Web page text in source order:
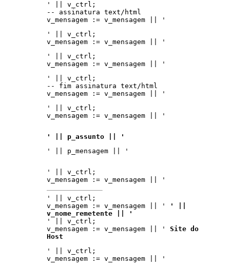
' || v_ctrl;
-- assinatura text/html
v_mensagem := v_mensagem || '
' || v_ctrl;
v_mensagem := v_mensagem || '
' || v_ctrl;
v_mensagem := v_mensagem || '
' || v_ctrl;
-- fim assinatura text/html
v_mensagem := v_mensagem || '
' || v_ctrl;
v_mensagem := v_mensagem || '
' || p_assunto || '
' || p_mensagem || '
' || v_ctrl;
v_mensagem := v_mensagem || '
' || v_ctrl;
v_mensagem := v_mensagem || '
' ||
v_nome_remetente || '
' || v_ctrl;
v_mensagem := v_mensagem || ' Site do
Host
' || v_ctrl;
v_mensagem := v_mensagem || '